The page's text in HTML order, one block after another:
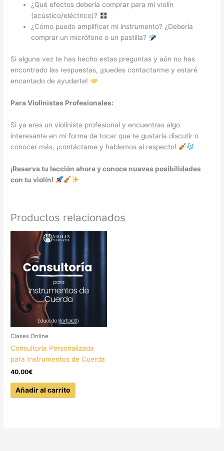
¿Qué efectos debería comprar para mi violín
(acústico/eléctrico)?
¿Cómo puedo amplificar mi instrumento? ¿Debería
comprar un micrófono o un pastilla?
Si alguna vez te has hecho estas preguntas y aún no has
encontrado las respuestas, ¡puedes contactarme y estaré
encantado de ayudarte!
Para Violinistas Profesionales:
Si ya eres un violinista profesional y encuentras algo
interesante en mi forma de tocar que te gustaría discutir o
conocer más, ¡contáctame y hablemos al respecto!
¡Reserva tu lección ahora y conoce nuevas posibilidades
con tu violín!
Productos relacionados
Clases Online
Consultoría Personalizada
para Instrumentos de Cuerda
40.00€
Añadir al carrito